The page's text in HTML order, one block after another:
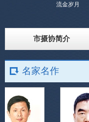
流金岁月
市摄协简介
名家名作